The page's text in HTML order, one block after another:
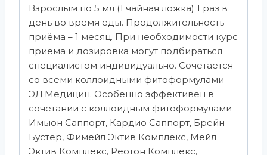
Взрослым по 5 мл (1 чайная ложка) 1 раз в
день во время еды. Продолжительность
приёма – 1 месяц. При необходимости курс
приёма и дозировка могут подбираться
специалистом индивидуально. Сочетается
со всеми коллоидными фитоформулами
ЭД Медицин. Особенно эффективен в
сочетании с коллоидным фитоформулами
Имьюн Саппорт, Кардио Саппорт, Брейн
Бустер, Фимейл Эктив Комплекс, Мейл
Эктив Комплекс, Реотон Комплекс,